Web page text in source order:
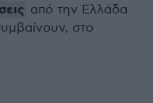
από την Ελλάδα
στο